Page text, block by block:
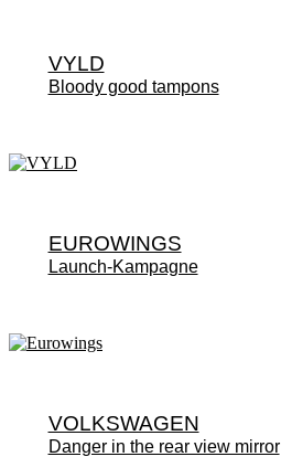
VYLD
Bloody good tampons
EUROWINGS
Launch-Kampagne
VOLKSWAGEN
Danger in the rear view mirror